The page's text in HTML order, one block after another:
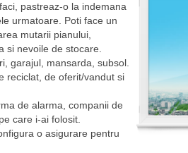
pastreaz-o la indemana
urmatoare. Poti face un
mutarii pianului,
si nevoile de stocare.
garajul, mansarda, subsol.
reciclat, de oferit/vandut si
de alarma, companii de
care i-ai folosit.
o asigurare pentru